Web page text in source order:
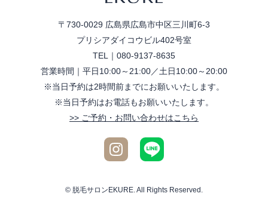
〒730-0029 広島県広島市中区三川町6-3
プリシアダイコウビル402号室
TEL｜ 080-9137-8635
営業時間｜平日10:00～21:00／土日10:00～20:00
※当日予約は2時間前までにお願いいたします。
※当日予約はお電話もお願いいたします。
>> ご予約・お問い合わせはこちら
© 脱毛サロンEKURE. All Rights Reserved.